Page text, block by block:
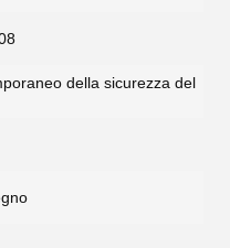
della sicurezza del